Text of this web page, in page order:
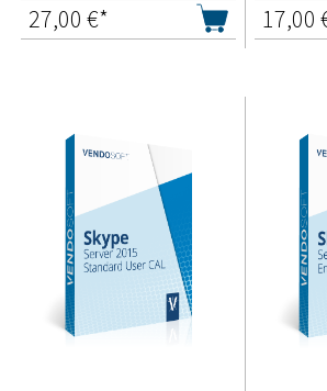
27,00 €* 17,00